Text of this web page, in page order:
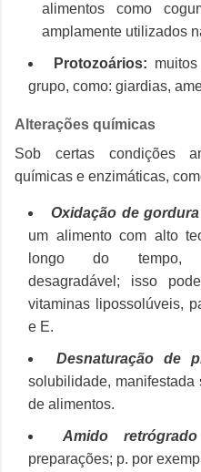
alimentos como
amplamente utilizados
Protozoários:
grupo, como: giardias,
Alterações químicas
Sob certas condições
químicas e enzimáticas,
Oxidação de
um alimento com alto
longo do tempo,
desagradável; isso
vitaminas lipossolúveis,
e E.
Desnaturação de
solubilidade, manifestada
de alimentos.
Amido retrógrado
preparações; p. por